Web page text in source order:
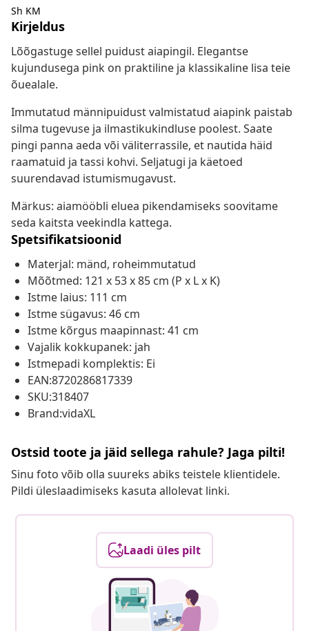
Sh KM
Kirjeldus
Lõõgastuge sellel puidust aiapingil. Elegantse
kujundusega pink on praktiline ja klassikaline lisa teie
õuealale.
Immutatud männipuidust valmistatud aiapink paistab
silma tugevuse ja ilmastikukindluse poolest. Saate
pingi panna aeda või väliterrassile, et nautida häid
raamatuid ja tassi kohvi. Seljatugi ja käetoed
suurendavad istumismugavust.
Märkus: aiamööbli eluea pikendamiseks soovitame
seda kaitsta veekindla kattega.
Spetsifikatsioonid
Materjal: mänd, roheimmutatud
Mõõtmed: 121 x 53 x 85 cm (P x L x K)
Istme laius: 111 cm
Istme sügavus: 46 cm
Istme kõrgus maapinnast: 41 cm
Vajalik kokkupanek: jah
Istmepadi komplektis: Ei
EAN:8720286817339
SKU:318407
Brand:vidaXL
Ostsid toote ja jäid sellega rahule? Jaga pilti!
Sinu foto võib olla suureks abiks teistele klientidele.
Pildi üleslaadimiseks kasuta allolevat linki.
Laadi üles pilt